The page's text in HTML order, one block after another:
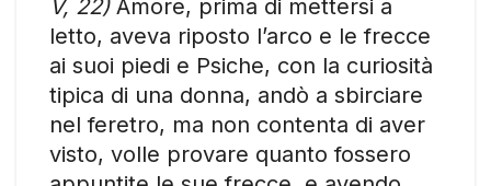
V, 22)Amore, prima di mettersi a
letto, aveva riposto l’arco e le frecce
ai suoi piedi e Psiche, con la curiosità
tipica di una donna, andò a sbirciare
nel feretro, ma non contenta di aver
visto, volle provare quanto fossero